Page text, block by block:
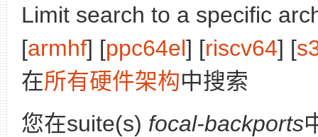
Limit search to a specific
[armhf] [ppc64el] [riscv64] [
在所有硬件架构中搜索
您在suite(s) focal-backports